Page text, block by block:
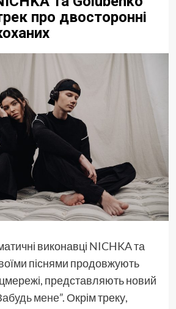
про двосторонні
виконавці NICHKAта
піснями продовжують
представляють новий
мене”. Окрім треку,